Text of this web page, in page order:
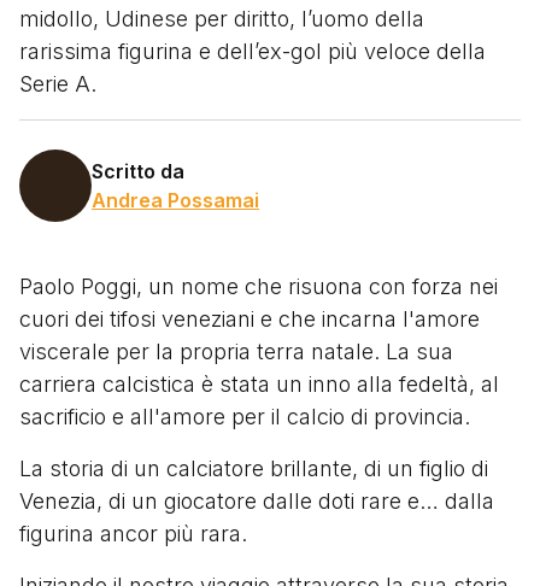
midollo, Udinese per diritto, l’uomo della
rarissima figurina e dell’ex-gol più veloce della
Serie A.
Scritto da
Andrea Possamai
Paolo Poggi, un nome che risuona con forza nei
cuori dei tifosi veneziani e che incarna l'amore
viscerale per la propria terra natale. La sua
carriera calcistica è stata un inno alla fedeltà, al
sacrificio e all'amore per il calcio di provincia.
La storia di un calciatore brillante, di un figlio di
Venezia, di un giocatore dalle doti rare e… dalla
figurina ancor più rara.